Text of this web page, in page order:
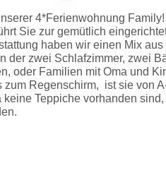
4*Ferienwohnung
Sie zur gemütlich
haben wir einen Mix
der zwei Schlafzimmer, zwei
oder Familien mit Oma und
zum Regenschirm, ist sie von
Teppiche vorhanden